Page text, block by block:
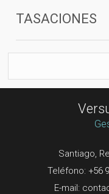
TASACIONES
Santiago,
Teléfono: +56
E-mail: